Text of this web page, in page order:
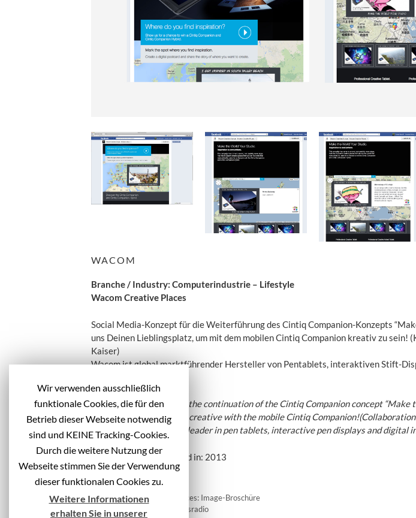
WACOM
Branche / Industry: Computerindustrie – Lifestyle
Wacom Creative Places
Social Media-Konzept für die Weiterführung des Cintiq Companion-Konzepts
uns Deinen Lieblingsplatz, um mit dem mobilen Cintiq Companion kreativ zu sein!
Kaiser)
Wacom ist global marktführender Hersteller von Pentablets, interaktiven Stift-
Social media concept for the continuation of the Cintiq Companion concept “Make
your favorite place to be creative with the mobile Cintiq
Wacom is global market leader in pen tablets, interactive pen displays and digital
Veröffentlicht / Published in: 2013
B
e
Integrated Project Services: Image-Broschüre
Orthomol: Unternehmensradio
Wir verwenden ausschließlich
funktionale Cookies, die für den
Betrieb dieser Webseite notwendig
sind und KEINE Tracking-Cookies.
Durch die weitere Nutzung der
Webseite stimmen Sie der Verwendung
dieser funktionalen Cookies zu.
Weitere Informationen
erhalten Sie in unserer